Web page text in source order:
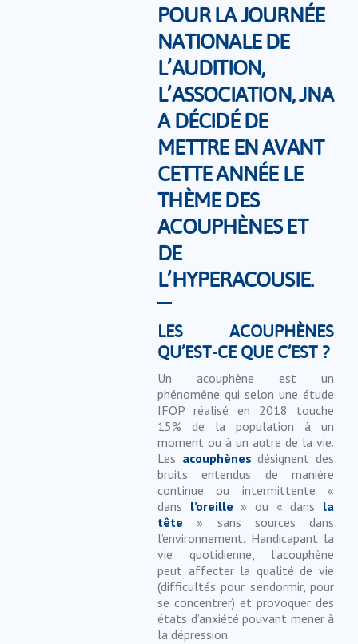
POUR LA JOURNÉE
NATIONALE DE
L’AUDITION,
L’ASSOCIATION, JNA
A DÉCIDÉ DE
METTRE EN AVANT
CETTE ANNÉE LE
THÈME DES
ACOUPHÈNES ET
DE
L’HYPERACOUSIE.
LES ACOUPHÈNES
QU’EST-CE QUE C’EST ?
Un acouphène est un
phénomène qui selon une étude
IFOP réalisé en 2018 touche
15% de la population à un
moment ou à un autre de la vie.
Les acouphènesdésignent des
bruits entendus de manière
continue ou intermittente «
dans l’oreille » ou « dans la
tête » sans sources dans
l’environnement. Handicapant la
vie quotidienne, l’acouphène
peut affecter la qualité de vie
(difficultés pour s’endormir, pour
se concentrer) et provoquer des
états d’anxiété pouvant mener à
la dépression.